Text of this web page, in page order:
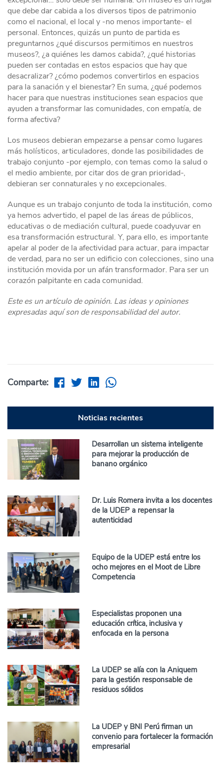
que debe dar cabida a los diversos tipos de patrimonio
como el nacional, el local y -no menos importante- el
personal. Entonces, quizás un punto de partida es
preguntarnos ¿qué discursos permitimos en nuestros
museos?, ¿a quiénes les damos cabida?, ¿qué historias
pueden ser contadas en estos espacios que hay que
desacralizar? ¿cómo podemos convertirlos en espacios
para la sanación y el bienestar? En suma, ¿qué podemos
hacer para que nuestras instituciones sean espacios que
ayuden a transformar las comunidades, con empatía, de
forma afectiva?
Los museos debieran empezarse a pensar como lugares
más holísticos, articuladores, donde las posibilidades de
trabajo conjunto -por ejemplo, con temas como la salud o
el medio ambiente, por citar dos de gran prioridad-,
debieran ser connaturales y no excepcionales.
Aunque es un trabajo conjunto de toda la institución, como
ya hemos advertido, el papel de las áreas de públicos,
educativas o de mediación cultural, puede coadyuvar en
esa transformación estructural. Y, para ello, es importante
apelar al poder de la afectividad para actuar, para impactar
de verdad, para no ser un edificio con colecciones, sino una
institución movida por un afán transformador. Para ser un
corazón palpitante en cada comunidad.
Este es un artículo de opinión. Las ideas y opiniones
expresadas aquí son de responsabilidad del autor.
Comparte:
Noticias recientes
Desarrollan un sistema inteligente
para mejorar la producción de
banano orgánico
Dr. Luis Romera invita a los docentes
de la UDEP a repensar la
autenticidad
Equipo de la UDEP está entre los
ocho mejores en el Moot de Libre
Competencia
Especialistas proponen una
educación crítica, inclusiva y
enfocada en la persona
La UDEP se alía con la Aniquem
para la gestión responsable de
residuos sólidos
La UDEP y BNI Perú firman un
convenio para fortalecer la formación
empresarial